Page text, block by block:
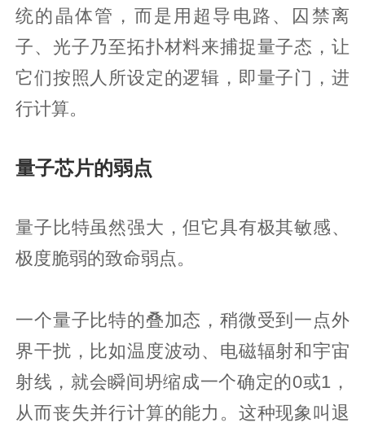
统的晶体管，而是用超导电路、囚禁离
子、光子乃至拓扑材料来捕捉量子态，让
它们按照人所设定的逻辑，即量子门，进
行计算。
量子芯片的弱点
量子比特虽然强大，但它具有极其敏感、
极度脆弱的致命弱点。
一个量子比特的叠加态，稍微受到一点外
界干扰，比如温度波动、电磁辐射和宇宙
射线，就会瞬间坍缩成一个确定的0或1，
从而丧失并行计算的能力。这种现象叫退